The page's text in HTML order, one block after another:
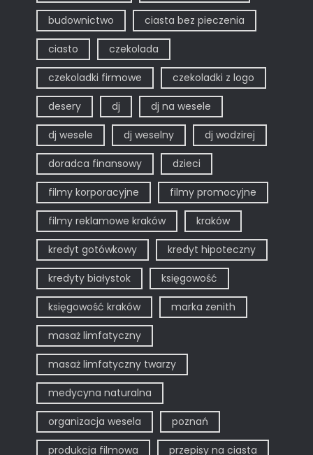
budownictwo ciasta bez pieczenia
ciasto czekolada
czekoladki firmowe czekoladki z logo
desery dj dj na wesele
dj wesele dj weselny dj wodzirej
doradca finansowy dzieci
filmy korporacyjne filmy promocyjne
filmy reklamowe kraków kraków
kredyt gotówkowy kredyt hipoteczny
kredyty białystok księgowość
księgowość kraków marka zenith
masaż limfatyczny
masaż limfatyczny twarzy
medycyna naturalna
organizacja wesela poznań
produkcja filmowa przepisy na ciasta